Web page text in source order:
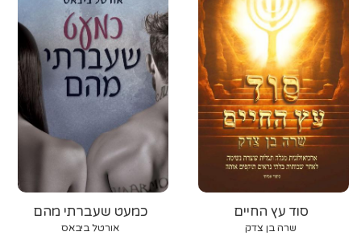
כמעט שעברתי מהם
אורטל ביבאס
סוד עץ החיים
שרה בן צדק